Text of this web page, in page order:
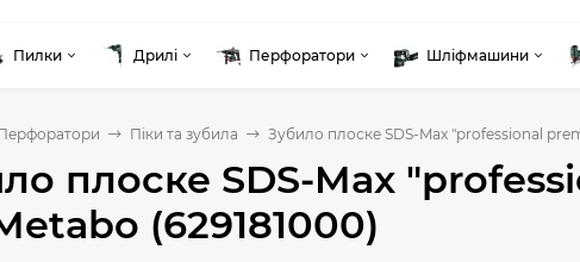
Пилки Дрилі Перфоратори Шліфмашини
Піки та зубила Зубило плоске SDS-Max "professional
плоске SDS-Max
(629181000)